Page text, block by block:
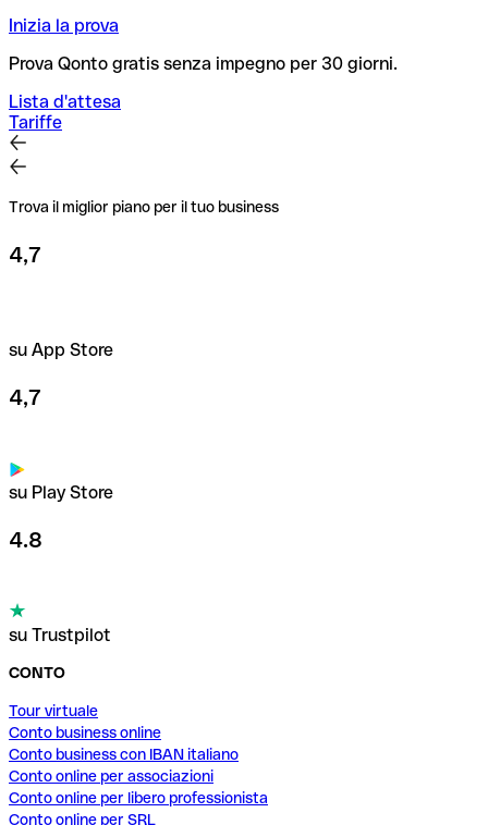
Inizia la prova
Prova Qonto gratis senza impegno per 30 giorni.
Lista d'attesa
Tariffe
Trova il miglior piano per il tuo business
4,7
su App Store
4,7
su Play Store
4.8
su Trustpilot
CONTO
Tour virtuale
Conto business online
Conto business con IBAN italiano
Conto online per associazioni
Conto online per libero professionista
Conto online per SRL